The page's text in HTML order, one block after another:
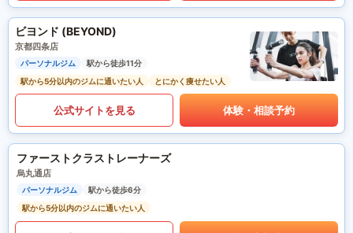
ビヨンド (BEYOND)
京都四条店
パーソナルジム
駅から徒歩11分
駅から5分以内のジムに通いたい人
とにかく痩せたい人
公式サイトを見る 体験・相談予約
ファーストクラストレーナーズ
烏丸通店
パーソナルジム
駅から徒歩6分
駅から5分以内のジムに通いたい人